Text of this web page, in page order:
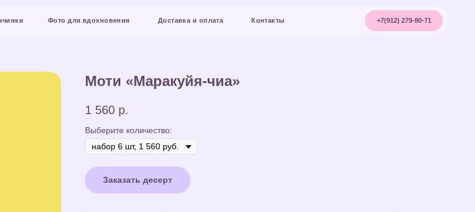
Фото для вдохновения Доставка и оплата Контакты
Моти «Маракуйя-чиа»
1 560 р.
Выберите количество:
Заказать десерт